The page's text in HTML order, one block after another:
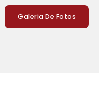
Galeria De Fotos